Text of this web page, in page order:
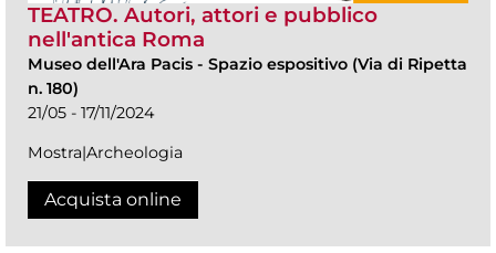
TEATRO. Autori, attori e pubblico
nell'antica Roma
Museo dell'Ara Pacis - Spazio espositivo (Via di Ripetta
n. 180)
21/05 - 17/11/2024
Mostra|Archeologia
Acquista online